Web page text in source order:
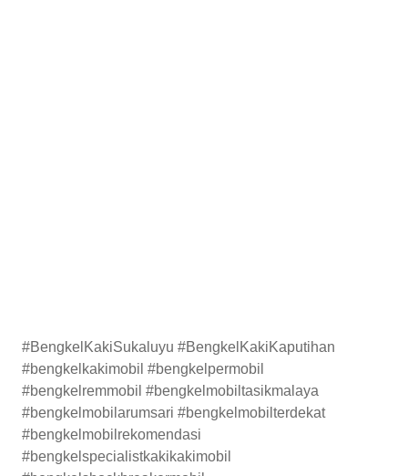
#BengkelKakiSukaluyu #BengkelKakiKaputihan
#bengkelkakimobil #bengkelpermobil
#bengkelremmobil #bengkelmobiltasikmalaya
#bengkelmobilarumsari #bengkelmobilterdekat
#bengkelmobilrekomendasi
#bengkelspecialistkakikakimobil